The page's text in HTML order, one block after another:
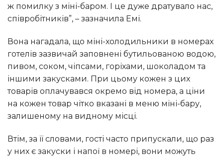
ж помилку з міні-баром. І це дуже дратувало нас,
співробітників”, – зазначила Емі.
Вона нагадала, що міні-холодильники в номерах
готелів зазвичай заповнені бутильованою водою,
пивом, соком, чіпсами, горіхами, шоколадом та
іншими закусками. При цьому кожен з цих
товарів оплачувався окремо від номера, а ціни
на кожен товар чітко вказані в меню міні-бару,
залишеному на видному місці.
Втім, за її словами, гості часто припускали, що раз
у них є закуски і напої в номері, вони можуть